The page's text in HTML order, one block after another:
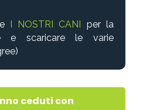
I NOSTRI CANI
per la
e scaricare le varie
ceduti con